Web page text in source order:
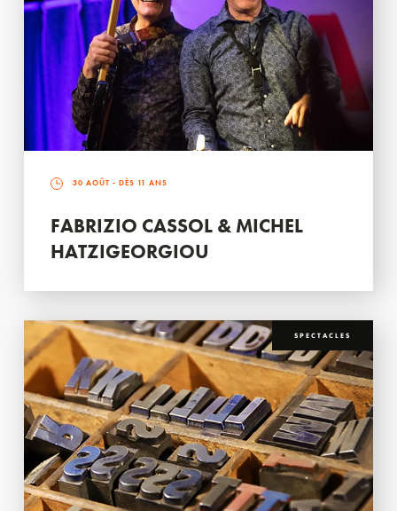
30 AOÛT - DÈS 11 ANS
FABRIZIO CASSOL & MICHEL
HATZIGEORGIOU
SPECTACLES